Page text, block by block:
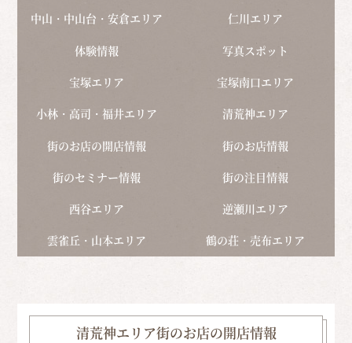
中山・中山台・安倉エリア
仁川エリア
体験情報
写真スポット
宝塚エリア
宝塚南口エリア
小林・高司・福井エリア
清荒神エリア
街のお店の開店情報
街のお店情報
街のセミナー情報
街の注目情報
西谷エリア
逆瀬川エリア
雲雀丘・山本エリア
鶴の荘・売布エリア
清荒神エリア街のお店の開店情報